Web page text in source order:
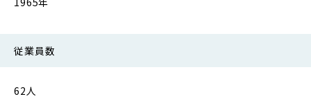
従業員数
62人